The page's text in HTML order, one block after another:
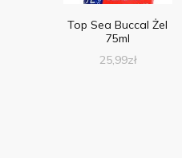
Top Sea Buccal Żel
75ml
25,99zł